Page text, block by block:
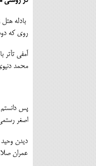
بادله
روی که
آمفی تآتر
محمد
پس
اصغر
دیدن وحید
عمران